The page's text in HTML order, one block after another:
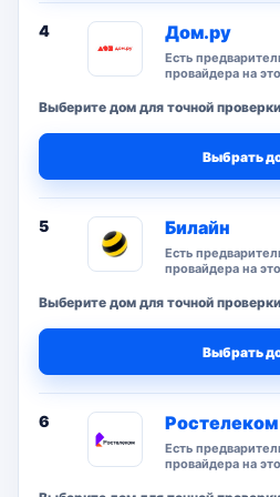
4 Дом.ру
Есть
провайдера на
Выберите дом для точной проверки
Выбрать
5 Билайн
Есть
провайдера на
Выберите дом для точной проверки
Выбрать
6 Ростелеком
Есть
провайдера на